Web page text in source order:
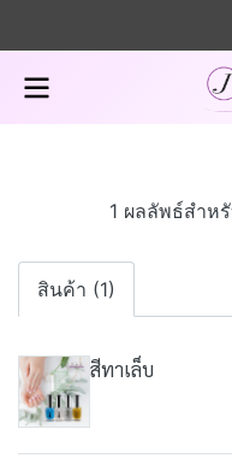
1 ผลลัพธ์สำห
สินค้า (1)
สีทาเล็บ